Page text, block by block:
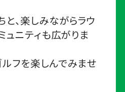
、楽しみながらラウ
ュニティも広がりま
フを楽しんでみませ